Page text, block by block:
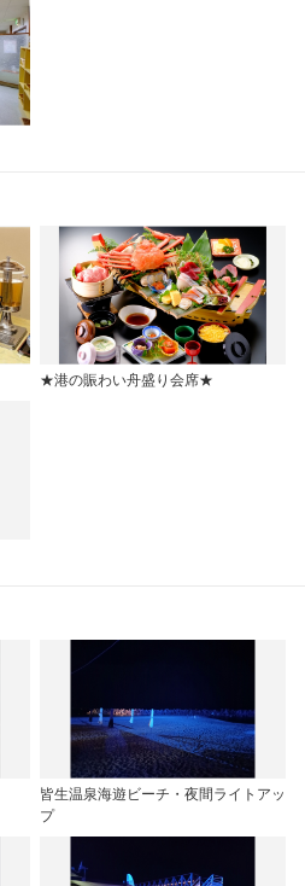
★港の賑わい舟盛り会席★
皆生温泉海遊ビーチ・夜間ライトアッ
プ